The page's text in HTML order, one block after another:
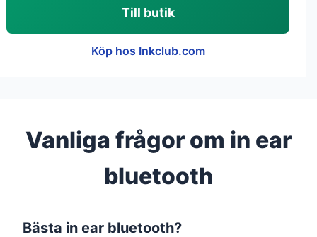
Till butik
Köp hos Inkclub.com
Vanliga frågor om in ear
bluetooth
Bästa in ear bluetooth?